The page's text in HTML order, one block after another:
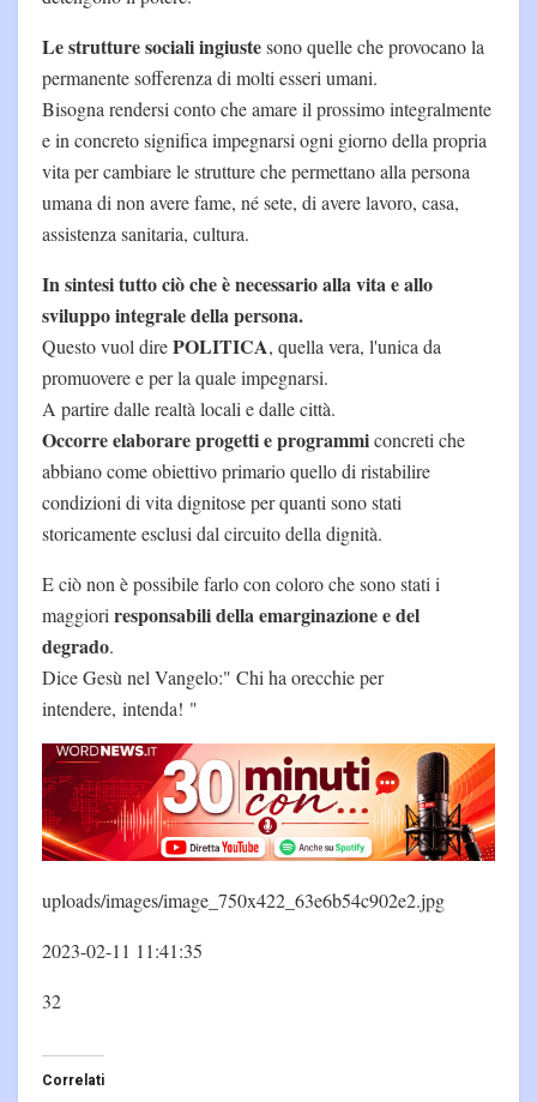
Le strutture sociali ingiustesono quelle che provocano la
permanente sofferenza di molti esseri umani.
Bisogna rendersi conto che amare il prossimo integralmente
e in concreto significa impegnarsi ogni giorno della propria
vita per cambiare le strutture che permettano alla persona
umana di non avere fame, né sete, di avere lavoro, casa,
assistenza sanitaria, cultura.
In sintesi tutto ciò che è necessario alla vita e allo
sviluppo integrale della persona.
Questo vuol direPOLITICA, quella vera, l'unica da
promuovere e per la quale impegnarsi.
A partire dalle realtà locali e dalle città.
Occorre elaborare progetti e programmiconcreti che
abbiano come obiettivo primario quello di ristabilire
condizioni di vita dignitose per quanti sono stati
storicamente esclusi dal circuito della dignità.
E ciò non è possibile farlo con coloro che sono stati i
maggioriresponsabili della emarginazione e del
degrado.
Dice Gesù nel Vangelo:" Chi ha orecchie per
intendere, intenda! "
uploads/images/image_750x422_63e6b54c902e2.jpg
2023-02-11 11:41:35
32
Correlati